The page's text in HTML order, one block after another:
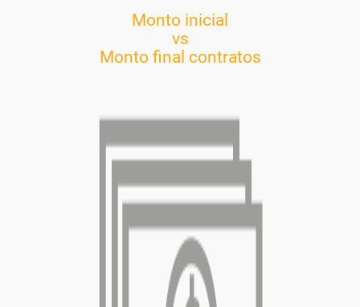
Monto inicial
vs
Monto final contratos